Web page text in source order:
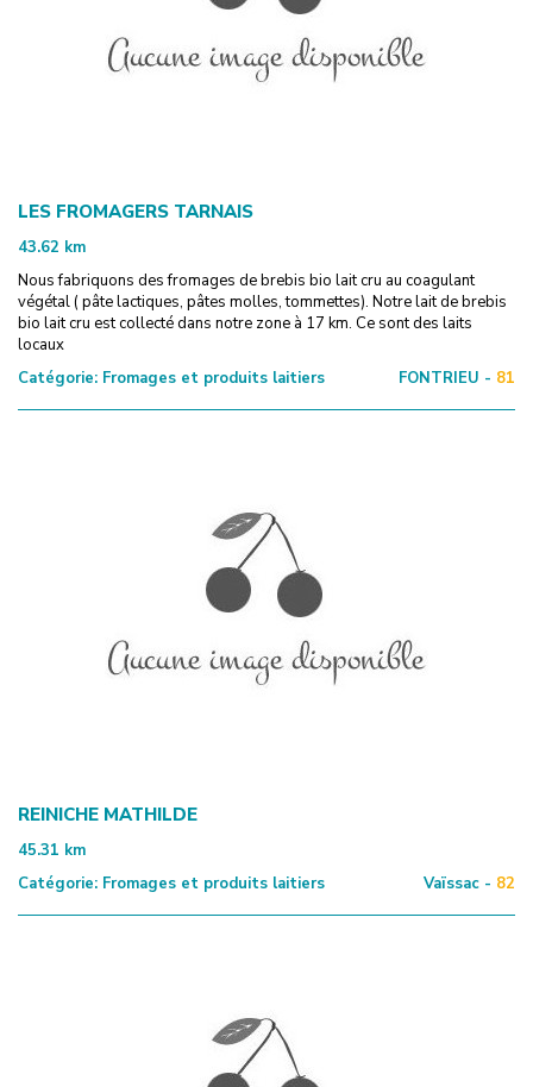
LES FROMAGERS TARNAIS
43.62 km
Nous fabriquons des fromages de brebis bio lait cru au coagulant
végétal ( pâte lactiques, pâtes molles, tommettes). Notre lait de brebis
bio lait cru est collecté dans notre zone à 17 km. Ce sont des laits
locaux
Catégorie: Fromages et produits laitiers FONTRIEU - 81
REINICHE MATHILDE
45.31 km
Catégorie: Fromages et produits laitiers Vaïssac - 82